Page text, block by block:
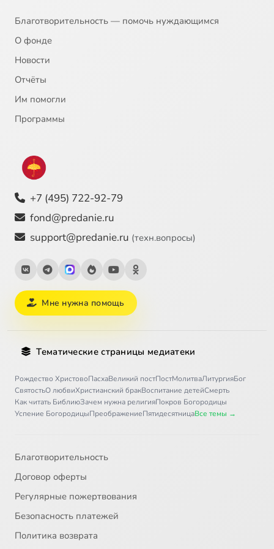
25 Веселитеся, праведнии
Слава и стихира
27 И ныне и стихира
Благотворительность — помочь нуждающимся
О фонде
Новости
Отчёты
Им помогли
Программы
+7 (495) 722-92-79
fond@predanie.ru
support@predanie.ru (техн.вопросы)
Мне нужна помощь
Тематические страницы медиатеки
Рождество ХристовоПасхаВеликий постПостМолитваЛитургияБог
СвятостьО любвиХристианский бракВоспитание детейСмерть
Как читать БиблиюЗачем нужна религияПокров Богородицы
Успение БогородицыПреображениеПятидесятницаВсе темы →
Благотворительность
Договор оферты
Регулярные пожертвования
Безопасность платежей
Политика возврата